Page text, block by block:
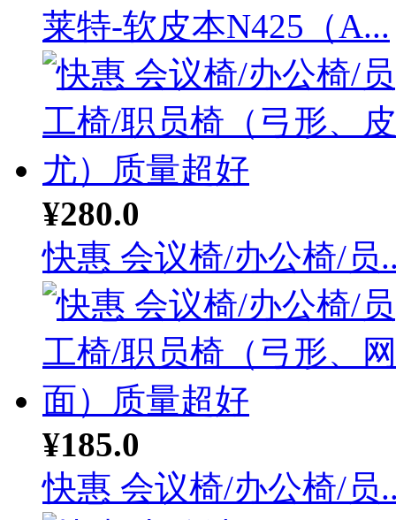
莱特-软皮本N425（A...
¥280.0
快惠 会议椅/办公椅/员
¥185.0
快惠 会议椅/办公椅/员